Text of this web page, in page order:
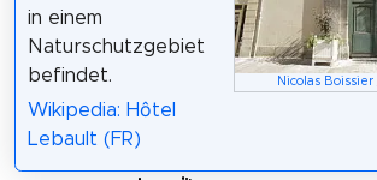
Nicolas Boissier
in einem
Naturschutzgebiet
befindet.
Wikipedia: Hôtel
Lebault (FR)